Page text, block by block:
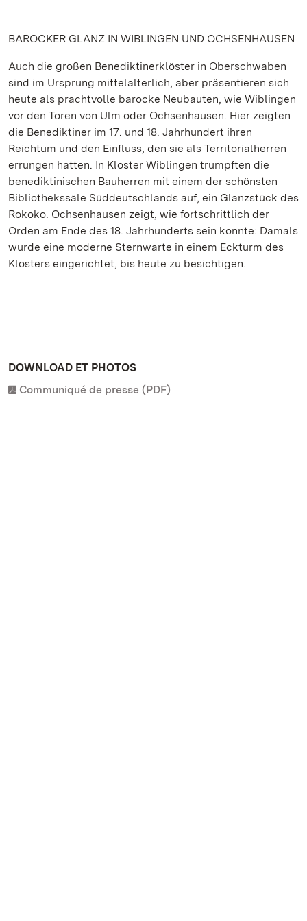
BAROCKER GLANZ IN WIBLINGEN UND OCHSENHAUSEN
Auch die großen Benediktinerklöster in Oberschwaben
sind im Ursprung mittelalterlich, aber präsentieren sich
heute als prachtvolle barocke Neubauten, wie Wiblingen
vor den Toren von Ulm oder Ochsenhausen. Hier zeigten
die Benediktiner im 17. und 18. Jahrhundert ihren
Reichtum und den Einfluss, den sie als Territorialherren
errungen hatten. In Kloster Wiblingen trumpften die
benediktinischen Bauherren mit einem der schönsten
Bibliothekssäle Süddeutschlands auf, ein Glanzstück des
Rokoko. Ochsenhausen zeigt, wie fortschrittlich der
Orden am Ende des 18. Jahrhunderts sein konnte: Damals
wurde eine moderne Sternwarte in einem Eckturm des
Klosters eingerichtet, bis heute zu besichtigen.
DOWNLOAD ET PHOTOS
Communiqué de presse (PDF)